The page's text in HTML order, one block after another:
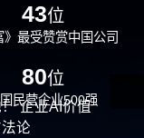
43位
》最受赞赏中国公司
80位
民营企业500强
企业AI价值
论